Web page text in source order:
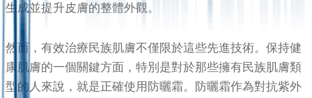
生成並提升皮膚的整體外觀。
然而，有效治療民族肌膚不僅限於這些先進技術。保持健
康肌膚的一個關鍵方面，特別是對於那些擁有民族肌膚類
型的人來說，就是正確使用防曬霜。防曬霜作為對抗紫外